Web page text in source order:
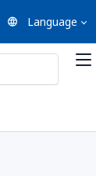
Language